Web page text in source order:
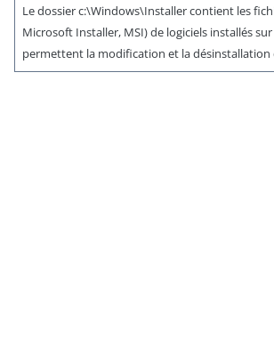
Le dossier c:\Windows\Installer contient les
Microsoft Installer, MSI) de logiciels installés
permettent la modification et la désinstallation